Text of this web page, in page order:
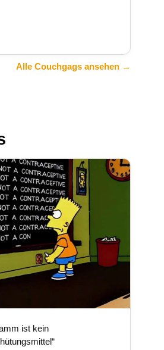
Alle Couchgags ansehen →
ist kein